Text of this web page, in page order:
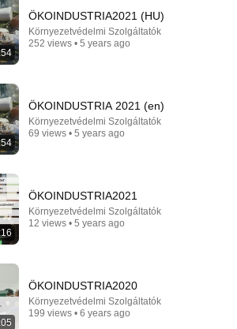
asked Steve one question — he
and 6 more • 1.1M views
ÖKOINDUSTRIA2021 (HU)
Környezetvédelmi Szolgáltatók
252 views • 5 years ago
ÖKOINDUSTRIA 2021 (en)
Környezetvédelmi Szolgáltatók
69 views • 5 years ago
ÖKOINDUSTRIA2021
Környezetvédelmi Szolgáltatók
12 views • 5 years ago
ÖKOINDUSTRIA2020
Környezetvédelmi Szolgáltatók
199 views • 6 years ago